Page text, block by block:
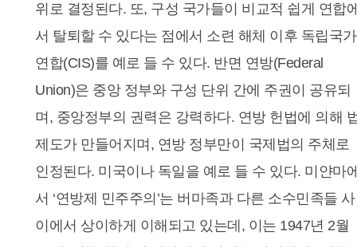
위로 결정된다. 또, 구성 국가들이 비교적 쉽게 연합
서 탈퇴할 수 있다는 점에서 소련 해체 이후 독립국가
연합(CIS)를 예로 들 수 있다. 반면 연방(Federal
Union)은 중앙 정부와 구성 단위 간에 주권이 공유되
며, 중앙정부의 권력은 강력하다. 연방 헌법에 의해
제도가 만들어지며, 연방 정부만이 국제법의 주체로
인정된다. 미국이나 독일을 예로 들 수 있다. 미얀마
서 ‘연방제 민주주의’는 버마족과 다른 소수민족들 사
이에서 상이하게 이해되고 있는데, 이는 1947년 2월